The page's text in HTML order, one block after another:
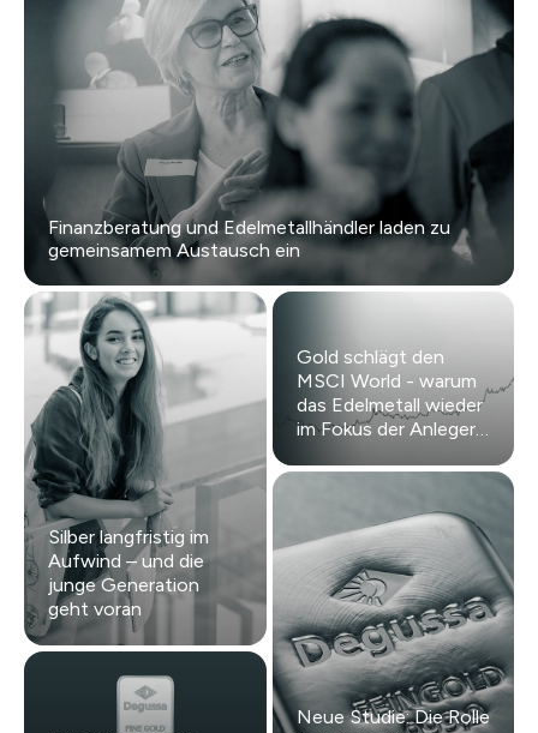
Finanzberatung und Edelmetallhändler laden zu
gemeinsamem Austausch ein
Silber langfristig im
Aufwind – und die
junge Generation
geht voran
Gold schlägt den
MSCI World - warum
das Edelmetall wieder
im Fokus der Anleger
Neue Studie: Die Rolle